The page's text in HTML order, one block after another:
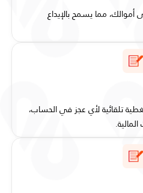
مما يسمح بالإيداع
تلقائية لأي عجز في الحساب،